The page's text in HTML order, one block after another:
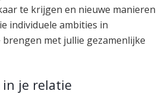
te krijgen en nieuwe manieren
individuele ambities in
met jullie gezamenlijke
je relatie